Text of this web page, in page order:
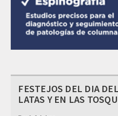
FESTEJOS DEL DIA
LATAS Y EN LAS